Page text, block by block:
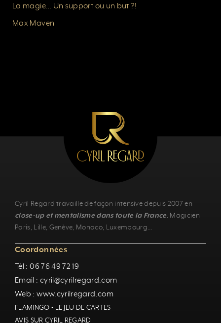
La magie… Un support ou un but ?!
Max Maven
Cyril Regard travaille de façon intensive depuis 2007 en
close-up et mentalisme dans toute la France. Magicien
Paris, Lille, Genève, Monaco, Luxembourg…
Coordonnées
Tél : 06 76 49 72 19
Email : cyril@cyrilregard.com
Web : www.cyrilregard.com
FLAMINGO - LE JEU DE CARTES
AVIS SUR CYRIL REGARD